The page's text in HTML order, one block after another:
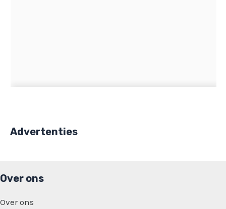
Advertenties
Over ons
Over ons